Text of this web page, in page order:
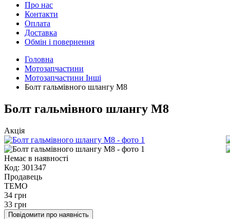
Про нас
Контакти
Оплата
Доставка
Обмін і повернення
Головна
Мотозапчастини
Мотозапчастини Інші
Болт гальмівного шлангу M8
Болт гальмівного шлангу M8
Акція
Немає в наявності
Код: 301347
Продавець
TEMO
34 грн
33 грн
Повідомити про наявність